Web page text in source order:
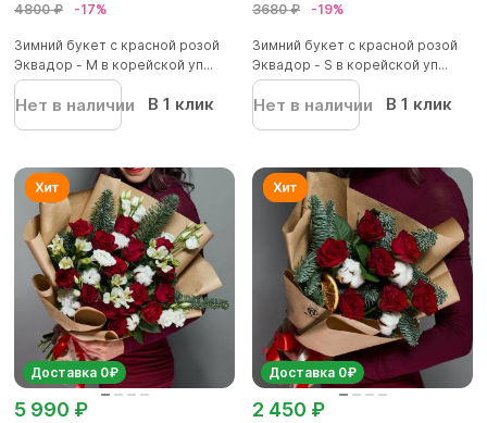
4800 ₽ -17%
Зимний букет с красной розой
Эквадор - М в корейской уп...
Нет в наличии В 1 клик
3680 ₽ -19%
Зимний букет с красной розой
Эквадор - S в корейской уп...
Нет в наличии В 1 клик
Доставка 0₽
5 990 ₽
Доставка 0₽
2 450 ₽